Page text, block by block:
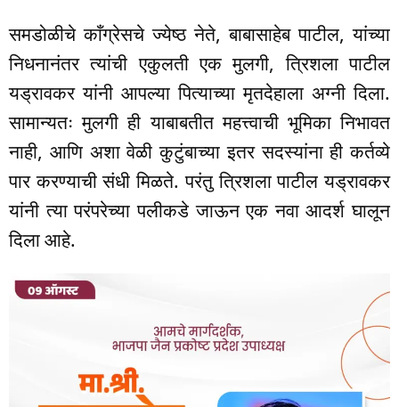
समडोळीचे काँग्रेसचे ज्येष्ठ नेते, बाबासाहेब पाटील, यांच्या
निधनानंतर त्यांची एकुलती एक मुलगी, त्रिशला पाटील
यड्रावकर यांनी आपल्या पित्याच्या मृतदेहाला अग्नी दिला.
सामान्यतः मुलगी ही याबाबतीत महत्त्वाची भूमिका निभावत
नाही, आणि अशा वेळी कुटुंबाच्या इतर सदस्यांना ही कर्तव्ये
पार करण्याची संधी मिळते. परंतु त्रिशला पाटील यड्रावकर
यांनी त्या परंपरेच्या पलीकडे जाऊन एक नवा आदर्श घालून
दिला आहे.